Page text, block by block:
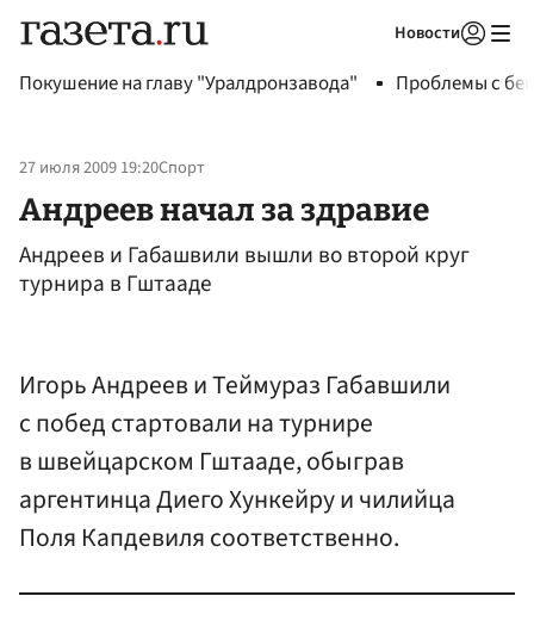
Новости
Покушение на главу "Уралдронзавода" Проблемы с
27 июля 2009 19:20Спорт
Андреев начал за здравие
Андреев и Габашвили вышли во второй круг
турнира в Гштааде
Игорь Андреев и Теймураз Габавшили
с побед стартовали на турнире
в швейцарском Гштааде, обыграв
аргентинца Диего Хункейру и чилийца
Поля Капдевиля соответственно.